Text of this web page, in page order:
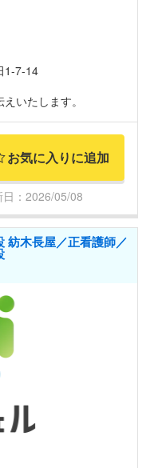
1-7-14
いたします。
お気に入りに追加
：2026/05/08
紡木長屋／正看護師／